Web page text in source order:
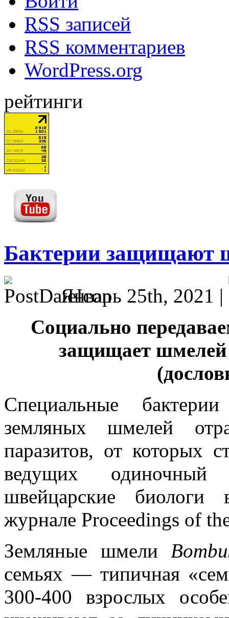
RSS записей
RSS комментариев
WordPress.org
рейтинги
Бактерии защищают
Январь 25th, 2021 |
Социально
защищает шмелей
Специальные
земляных шмелей
паразитов, от которых
ведущих
швейцарские биологи
журнале Proceedings of
Земляные шмели
семьях — типичная
300-400 взрослых